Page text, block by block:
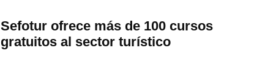
Sefotur ofrece más de 100 cursos
gratuitos al sector turístico